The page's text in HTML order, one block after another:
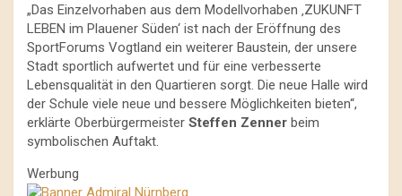
„Das Einzelvorhaben aus dem Modellvorhaben ‚ZUKUNFT
LEBEN im Plauener Süden‘ ist nach der Eröffnung des
SportForums Vogtland ein weiterer Baustein, der unsere
Stadt sportlich aufwertet und für eine verbesserte
Lebensqualität in den Quartieren sorgt. Die neue Halle wird
der Schule viele neue und bessere Möglichkeiten bieten“,
erklärte Oberbürgermeister Steffen Zenner beim
symbolischen Auftakt.
Werbung